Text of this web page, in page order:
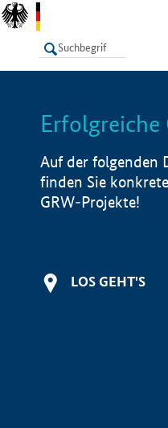
LISTE
Erfolgreiche
Auf der folgenden
finden Sie
GRW-Projekte!
LOS GEHT'S